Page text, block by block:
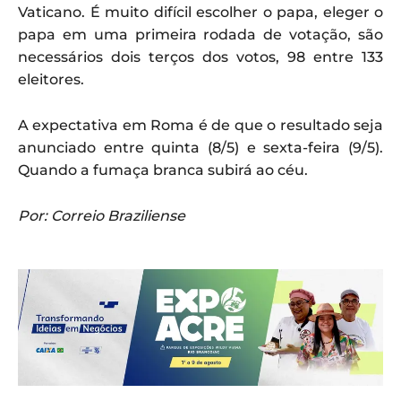
Vaticano. É muito difícil escolher o papa, eleger o
papa em uma primeira rodada de votação, são
necessários dois terços dos votos, 98 entre 133
eleitores.
A expectativa em Roma é de que o resultado seja
anunciado entre quinta (8/5) e sexta-feira (9/5).
Quando a fumaça branca subirá ao céu.
Por: Correio Braziliense